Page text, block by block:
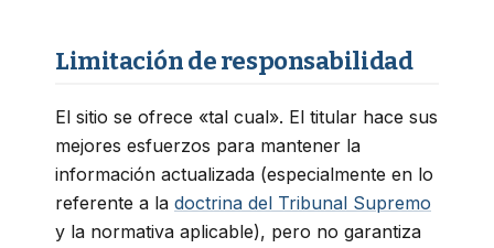
Limitación de responsabilidad
El sitio se ofrece «tal cual». El titular hace sus
mejores esfuerzos para mantener la
información actualizada (especialmente en lo
referente a la doctrina del Tribunal Supremo
y la normativa aplicable), pero no garantiza